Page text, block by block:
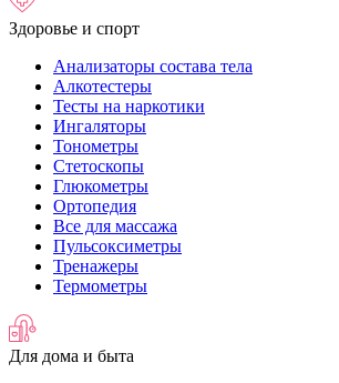
Здоровье и спорт
Анализаторы состава тела
Алкотестеры
Тесты на наркотики
Ингаляторы
Тонометры
Стетоскопы
Глюкометры
Ортопедия
Все для массажа
Пульсоксиметры
Тренажеры
Термометры
Для дома и быта